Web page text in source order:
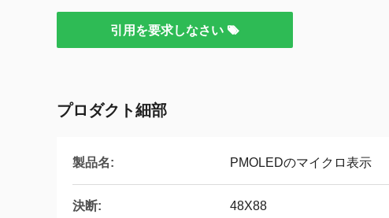
引用を要求しなさい
プロダクト細部
製品名: PMOLEDのマイクロ表示
決断: 48X88